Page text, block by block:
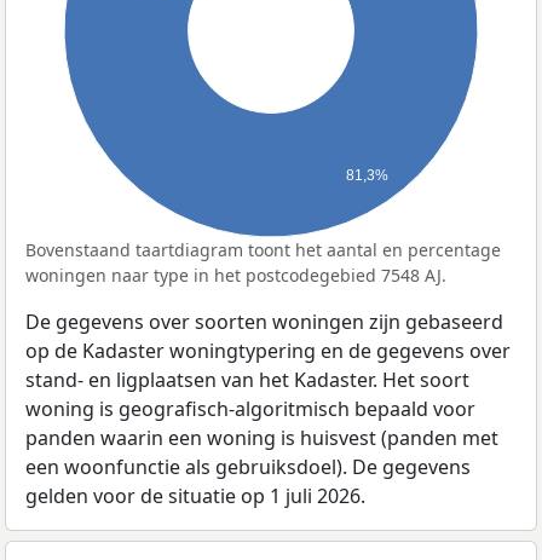
81,3%
Bovenstaand taartdiagram toont het aantal en percentage
woningen naar type in het postcodegebied 7548 AJ.
De gegevens over soorten woningen zijn gebaseerd
op de Kadaster woningtypering en de gegevens over
stand- en ligplaatsen van het Kadaster. Het soort
woning is geografisch-algoritmisch bepaald voor
panden waarin een woning is huisvest (panden met
een woonfunctie als gebruiksdoel). De gegevens
gelden voor de situatie op 1 juli 2026.